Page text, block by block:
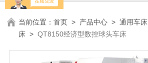
当前位置：首页 > 产品中心 >通用车床
床 >QT8150经济型数控球头车床